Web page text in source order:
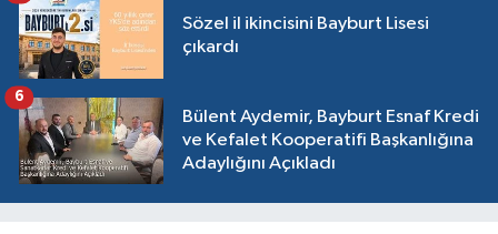
Sözel il ikincisini Bayburt Lisesi
çıkardı
Bülent Aydemir, Bayburt Esnaf Kredi
ve Kefalet Kooperatifi Başkanlığına
Adaylığını Açıkladı
6